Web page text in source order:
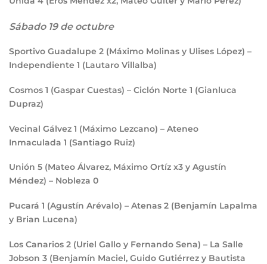
Sábado 19 de octubre
Sportivo Guadalupe 2 (Máximo Molinas y Ulises López) –
Independiente 1 (Lautaro Villalba)
Cosmos 1 (Gaspar Cuestas) – Ciclón Norte 1 (Gianluca
Dupraz)
Vecinal Gálvez 1 (Máximo Lezcano) – Ateneo
Inmaculada 1 (Santiago Ruiz)
Unión 5 (Mateo Álvarez, Máximo Ortíz x3 y Agustín
Méndez) – Nobleza 0
Pucará 1 (Agustín Arévalo) – Atenas 2 (Benjamín Lapalma
y Brian Lucena)
Los Canarios 2 (Uriel Gallo y Fernando Sena) – La Salle
Jobson 3 (Benjamín Maciel, Guido Gutiérrez y Bautista